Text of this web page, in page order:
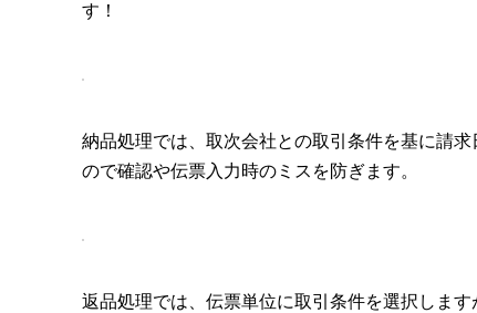
す！
納品処理では、取次会社との取引条件を基に請
ので確認や伝票入力時のミスを防ぎます。
返品処理では、伝票単位に取引条件を選択しま